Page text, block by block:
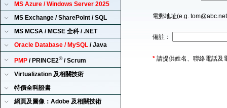
MS Azure / Windows Server 2025
MS Exchange / SharePoint / SQL
MS MCSA / MCSE 全科 / .NET
Oracle Database / MySQL / Java
PMP / PRINCE2®/ Scrum
Virtualization 及相關技術
特價全科證書
網頁及圖像：Adobe 及相關技術
電郵地址(e.g.
備註：
* 請提供姓名、聯絡電話及